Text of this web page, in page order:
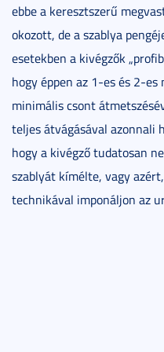
ebbe a keresztszerű
okozott, de a szablya
esetekben a kivégzők
hogy éppen az 1-es és 2-
minimális csont
teljes átvágásával azonnali
hogy a kivégző tudatosan
szablyát kímélte, vagy
technikával imponáljon az